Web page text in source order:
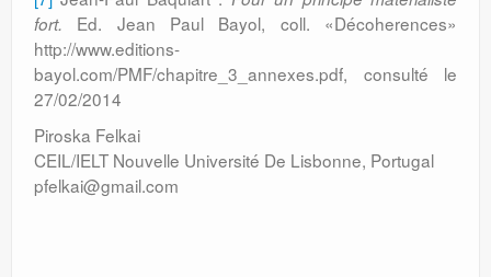
fort. Ed. Jean Paul Bayol, coll. «Décoherences»
http://www.editions-
bayol.com/PMF/chapitre_3_annexes.pdf, consulté le
27/02/2014
Piroska Felkai
CEIL/IELT Nouvelle Université De Lisbonne, Portugal
pfelkai@gmail.com